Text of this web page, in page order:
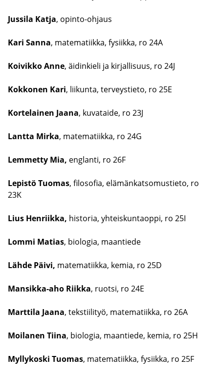
Jus­si­la Katja, opinto-​ohjaus​
​Kari Sanna, ma­te­ma­tiik­ka, fy­siik­ka, ro 24A
Koi­vik­ko Anne, äi­din­kie­li ja kir­jal­li­suus, ro 24J
Kok­ko­nen Kari, lii­kun­ta, ter­veys­tie­to, ro 25E
Kor­te­lai­nen Jaana, ku­va­tai­de, ro 23J
Lant­ta Mirka, ma­te­ma­tiik­ka, ro 24G
Lem­met­ty Mia, englan­ti, ro 26F
​Lepistö Tuo­mas, fi­lo­so­fia, elä­män­kat­so­mus­tie­to, ro
23K
Lius Hen­riik­ka, his­to­ria, yh­teis­kun­taop­pi, ro 25I
Lommi Ma­tias, bio­lo­gia, maan­tie­de
Lähde Päivi, ma­te­ma­tiik­ka, kemia, ro 25D
Mansikka-​aho Riik­ka, ruot­si, ro 24E
Mart­ti­la Jaana, teks­tii­li­työ, ma­te­ma­tiik­ka, ro 26A
Moi­la­nen Tiina, bio­lo­gia, maan­tie­de, kemia, ro 25H
​Myllykoski Tuo­mas, ma­te­ma­tiik­ka, fy­siik­ka, ro 25F